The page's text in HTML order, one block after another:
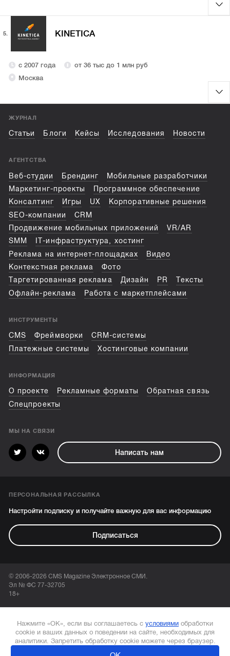
5. KINETICA
с 2007 года
от 36 тыс до 1 млн руб
Москва
ЖУРНАЛ
Статьи Блоги Кейсы Исследования Новости
АГЕНТСТВА
Веб-студии Брендинг
Мобильные разработчики
Маркетинг-проекты
Программное обеспечение
Консалтинг
Игры UX
Корпоративные решения
SEO-компании
CRM
Продвижение мобильных приложений
VR/AR
SMM
IT-инфраструктура, хостинг
Реклама на интернет-площадках
Видео
Контекстная реклама
Фото
Таргетированная реклама
Дизайн PR
Тексты
Офлайн-реклама
Работа с маркетплейсами
ИНСТРУМЕНТЫ
CMS Фреймворки
CRM-системы
Платежные системы
Хостинговые компании
ИНФОРМАЦИЯ
О проекте Рекламные форматы
Обратная связь
Спецпроекты
МЫ НА СВЯЗИ
Написать нам
ПЕРСОНАЛЬНАЯ РАССЫЛКА
Настройти подписку и получайте важную для вас информацию
Подписаться
© 2006-2026 CMS Magazine Электронное СМИ.
Эл № ФС 77-32705
18+
Нажмите «ОК», если вы соглашаетесь с условиями обработки
cookie и ваших данных о поведении на сайте, необходимых для
аналитики. Запретить обработку cookie можете через браузер.